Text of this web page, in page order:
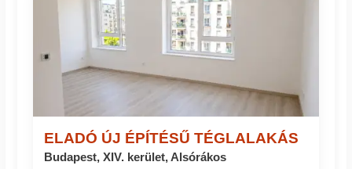
ELADÓ ÚJ ÉPÍTÉSŰ TÉGLALAKÁS
Budapest, XIV. kerület, Alsórákos